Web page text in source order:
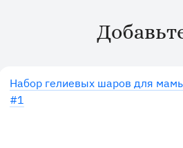
Набор гелиевых шаров для
#1